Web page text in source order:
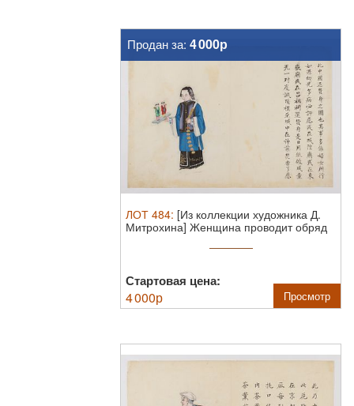
Продан за: 4 000р
ЛОТ 484: [Из коллекции художника Д.
Митрохина] Женщина проводит обряд
Стартовая цена:
4 000р Просмотр